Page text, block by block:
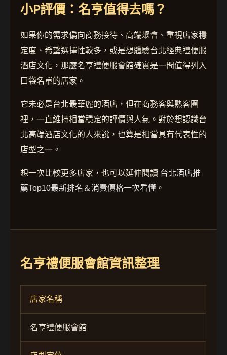
小P評價：名亨值得去嗎？
如果你的需求偏向商務接待、高端聚會、重視店家穩
定度、希望選擇性較多，或是想體驗台北經典禮便服
酒店文化，那麼名亨禮便服會館確實是一間值得列入
口袋名單的店家。
它未必是台北最華麗的酒店，但在商務客與熟客圈
裡，一直維持相當穩定的評價與人氣。對於想認識台
北高端酒店文化的人來說，也算是相當具有代表性的
店型之一。
想一次比較更多店家，也可以延伸閱讀 台北酒店推
薦Top10最新排名＆消費價格一次看懂 。
名亨禮便服會館資訊整理
店家名稱
名亨禮便服會館